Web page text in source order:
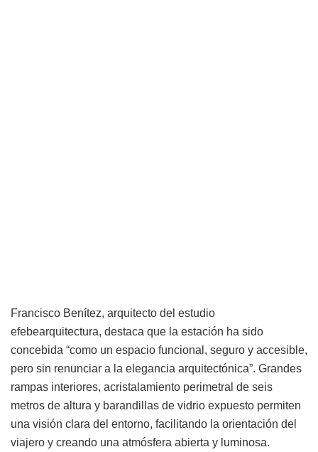
Francisco Benítez, arquitecto del estudio
efebearquitectura, destaca que la estación ha sido
concebida “como un espacio funcional, seguro y accesible,
pero sin renunciar a la elegancia arquitectónica”. Grandes
rampas interiores, acristalamiento perimetral de seis
metros de altura y barandillas de vidrio expuesto permiten
una visión clara del entorno, facilitando la orientación del
viajero y creando una atmósfera abierta y luminosa.